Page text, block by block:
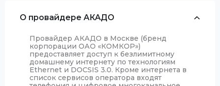
О провайдере АКАДО
Провайдер АКАДО в Москве (бренд
корпорации ОАО «КОМКОР»)
предоставляет доступ к безлимитному
домашнему интернету по технологиям
Ethernet и DOCSIS 3.0. Кроме интернета в
список сервисов оператора входят